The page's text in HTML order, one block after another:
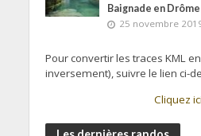
Baignade en Drôme
25 novembre
Pour convertir les traces KML
inversement), suivre le lien ci-
Cliquez ici